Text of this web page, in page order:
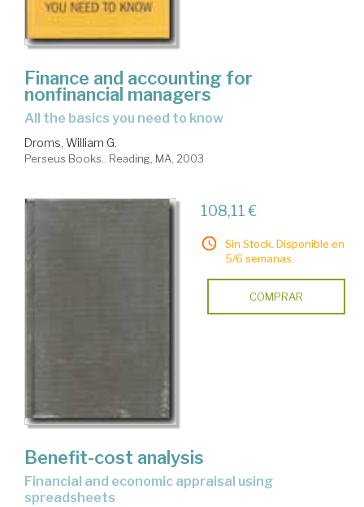
Finance and accounting for
nonfinancial managers
all the basics you need to know
Droms, William G.
Perseus Books.. Reading, MA, 2003
108,11 €
Sin Stock. Disponible en
5/6 semanas.
COMPRAR
Benefit-cost analysis
financial and economic appraisal using
spreadsheets